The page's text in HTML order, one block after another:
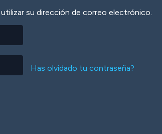
su dirección de correo electrónico.
Has olvidado tu contraseña?